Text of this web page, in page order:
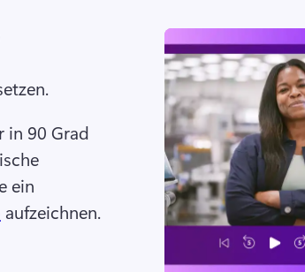
in 90 Grad
ein